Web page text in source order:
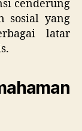
cenderung
sosial yang
latar